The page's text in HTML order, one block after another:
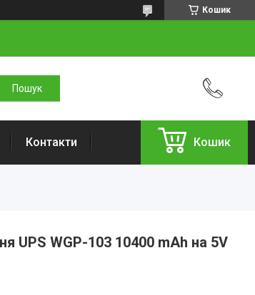
Кошик
Контакти Кошик
UPS WGP-103 10400 mAh на 5V